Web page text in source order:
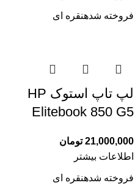
فروخته شدهنقره ای
لپ تاپ استوک HP
Elitebook 850 G5
21,000,000 تومان
اطلاعات بیشتر
فروخته شدهنقره ای